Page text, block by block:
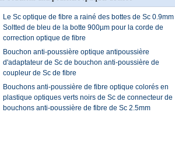
Le Sc optique de fibre a rainé des bottes de Sc 0.9mm
Soltted de bleu de la botte 900µm pour la corde de
correction optique de fibre
Bouchon anti-poussière optique antipoussière
d'adaptateur de Sc de bouchon anti-poussière de
coupleur de Sc de fibre
Bouchons anti-poussière de fibre optique colorés en
plastique optiques verts noirs de Sc de connecteur de
bouchons anti-poussière de fibre de Sc 2.5mm